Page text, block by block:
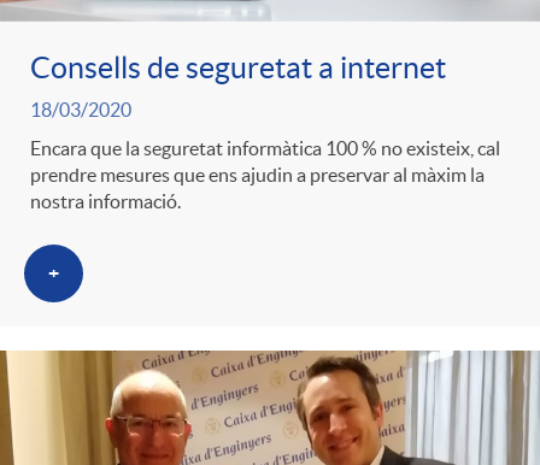
r
a
S
a
ó
p
e
r
c
t
e
n
i
d
l
i
c
a
d
Consells de seguretat a internet
18/03/2020
Encara que la seguretat informàtica 100 % no existeix, cal
prendre mesures que ens ajudin a preservar al màxim la
nostra informació.
+